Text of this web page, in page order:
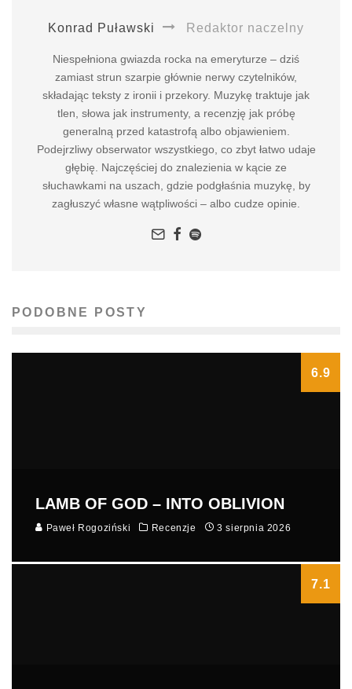
Konrad Puławski Redaktor naczelny
Niespełniona gwiazda rocka na emeryturze – dziś
zamiast strun szarpie głównie nerwy czytelników,
składając teksty z ironii i przekory. Muzykę traktuje jak
tlen, słowa jak instrumenty, a recenzję jak próbę
generalną przed katastrofą albo objawieniem.
Podejrzliwy obserwator wszystkiego, co zbyt łatwo udaje
głębię. Najczęściej do znalezienia w kącie ze
słuchawkami na uszach, gdzie podgłaśnia muzykę, by
zagłuszyć własne wątpliwości – albo cudze opinie.
PODOBNE POSTY
6.9
LAMB OF GOD – INTO OBLIVION
Paweł Rogoziński Recenzje 3 sierpnia 2026
7.1